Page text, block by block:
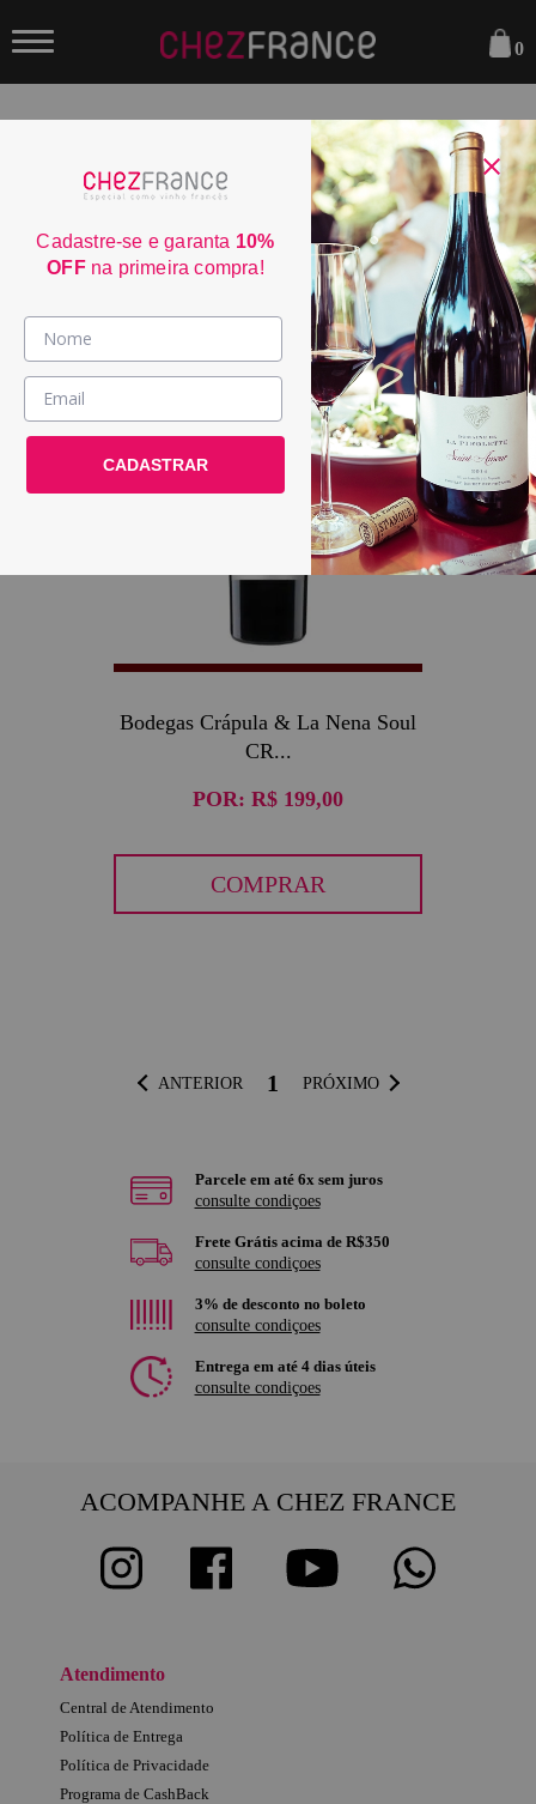
Vinhos >
País / Região >
Le Club >
0
ORDENAR POR:
91
Bodegas Crápula & La Nena Soul
CR...
POR: R$ 199,00
COMPRAR
ANTERIOR 1 PRÓXIMO
Parcele em até 6x sem juros
consulte condiçoes
Frete Grátis acima de R$350
consulte condiçoes
3% de desconto no boleto
consulte condiçoes
Entrega em até 4 dias úteis
consulte condiçoes
ACOMPANHE A CHEZ FRANCE
Atendimento
Central de Atendimento
Política de Entrega
Política de Privacidade
Programa de CashBack
Cadastre-se e garanta 10%
OFFna primeira compra!
CADASTRAR